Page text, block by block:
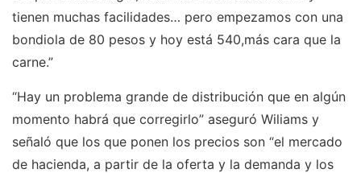
tienen muchas facilidades… pero empezamos con una
bondiola de 80 pesos y hoy está 540,más cara que la
carne.”
“Hay un problema grande de distribución que en algún
momento habrá que corregirlo” aseguró Wiliams y
señaló que los que ponen los precios son “el mercado
de hacienda, a partir de la oferta y la demanda y los